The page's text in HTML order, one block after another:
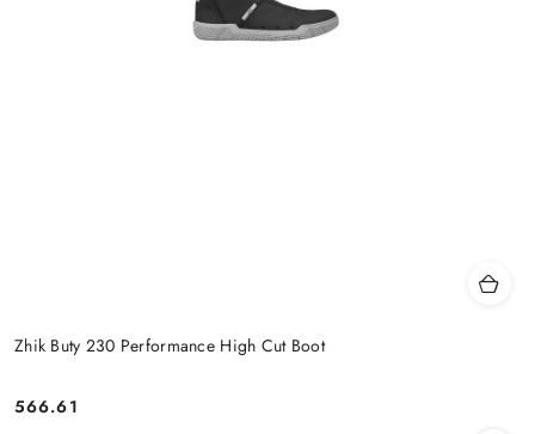
Zhik Buty 230 Performance High Cut Boot
Cena:
566.61